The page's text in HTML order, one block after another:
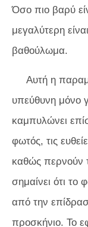
Όσο πιο βαρύ
μεγαλύτερη
βαθούλωμα.
Αυτή η
υπεύθυνη μόνο
καμπυλώνει
φωτός, τις
καθώς περνούν
σημαίνει ότι
από την
προσκήνιο. Το